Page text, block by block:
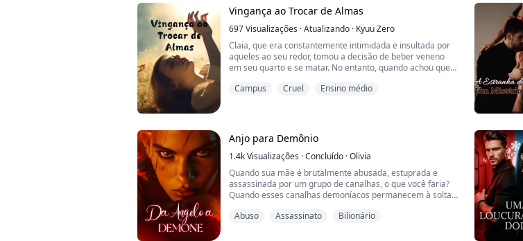
catalisadores; todo mundo é um babaca à sua maneira.
Infelizmente, estou chegando ao limite de quanto mais
sofrimento posso aguentar.
Griffin Riley costumav...
Vingança ao Trocar de Almas
697Visualizações ·Atualizando · Kyuu Zero
Claia, que era constantemente intimidada e insultada por
aqueles ao seu redor, tomou a decisão de beber veneno
em seu quarto e se matar. No entanto, quando achou que
desconhecidas.
garot...
Campus Cruel Ensino médio
Anjo para Demônio
1.4kVisualizações ·Concluído ·Olivia
Quando sua mãe é brutalmente abusada, estuprada e
assassinada por um grupo de canalhas, o que você faria?
Quando esses canalhas demoníacos permanecem à solta,
Anjos não podem lidar com demônios. A única maneira de
Abuso Assassinato Bilionário